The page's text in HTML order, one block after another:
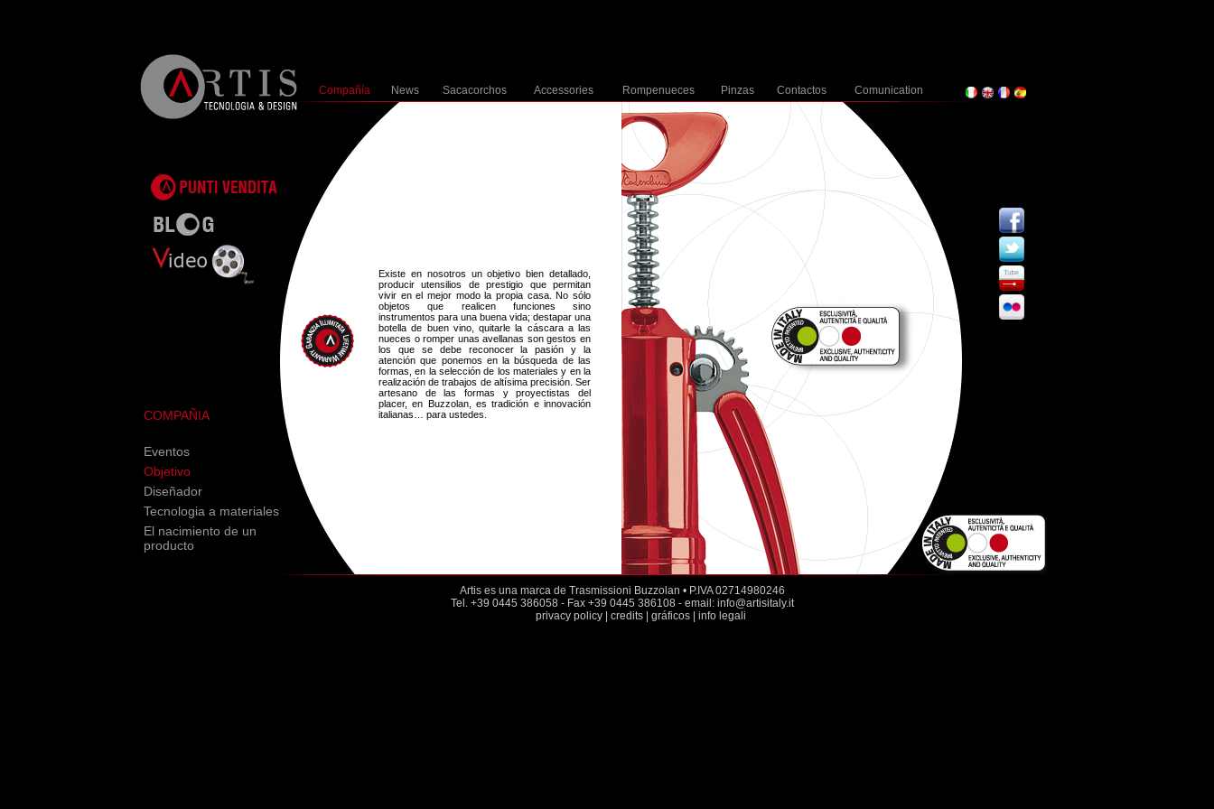
Compañía News Sacacorchos Accessories Rompenueces Pinzas Contactos Comunication
COMPAÑIA
Eventos
Objetivo
Diseñador
Tecnologia a materiales
El nacimiento de un
producto
Existe en nosotros un objetivo bien detallado,
producir utensilios de prestigio que permitan
vivir en el mejor modo la propia casa. No sólo
objetos que realicen funciones sino
instrumentos para una buena vida; destapar una
botella de buen vino, quitarle la cáscara a las
nueces o romper unas avellanas son gestos en
los que se debe reconocer la pasión y la
atención que ponemos en la búsqueda de las
formas, en la selección de los materiales y en la
realización de trabajos de altísima precisión. Ser
artesano de las formas y proyectistas del
placer, en Buzzolan, es tradición e innovación
italianas… para ustedes.
Artis es una marca de Trasmissioni Buzzolan • P.IVA 02714980246
Tel. +39 0445 386058 - Fax +39 0445 386108 - email: info@artisitaly.it
privacy policy| credits| gráficos| info legali